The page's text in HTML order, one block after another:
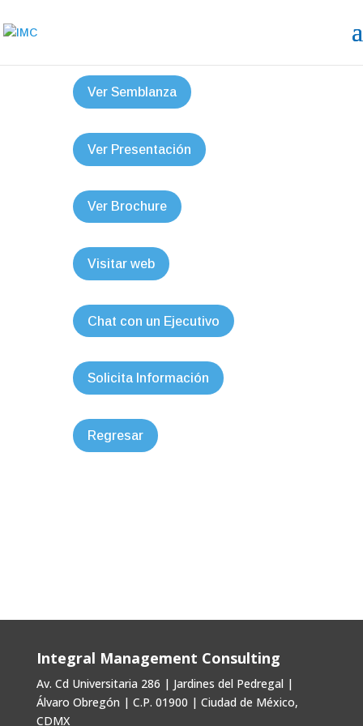
Ver Semblanza
Ver Presentación
Ver Brochure
Visitar web
Chat con un Ejecutivo
Solicita Información
Regresar
Integral Management Consulting
Av. Cd Universitaria 286 | Jardines del Pedregal |
Álvaro Obregón | C.P. 01900 | Ciudad de México,
CDMX